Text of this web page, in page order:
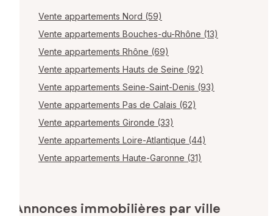
Vente appartements Nord (59)
Vente appartements Bouches-du-Rhône (13)
Vente appartements Rhône (69)
Vente appartements Hauts de Seine (92)
Vente appartements Seine-Saint-Denis (93)
Vente appartements Pas de Calais (62)
Vente appartements Gironde (33)
Vente appartements Loire-Atlantique (44)
Vente appartements Haute-Garonne (31)
Annonces immobilières par ville